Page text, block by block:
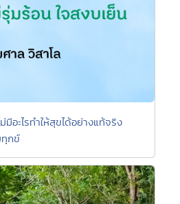
อะไรทำให้สุขได้อย่างแท้จริง
ทุกข์